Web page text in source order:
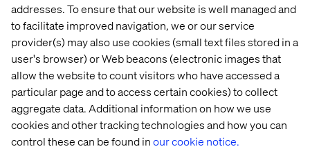
addresses. To ensure that our website is well managed and
to facilitate improved navigation, we or our service
provider(s) may also use cookies (small text files stored in a
user's browser) or Web beacons (electronic images that
allow the website to count visitors who have accessed a
particular page and to access certain cookies) to collect
aggregate data. Additional information on how we use
cookies and other tracking technologies and how you can
control these can be found inour cookie notice.
Vad kan du göra?
Så vad kan du göra inom ditt affärsområde? Vad är
applicerbart på din business?
Vi hjälper dig ta nästa steg i ditt erbjudande. Boka in ett
möte med vårt Commerce team. Maila
commerce@valtech.se
Alla dessa problemområden, insikter och trender